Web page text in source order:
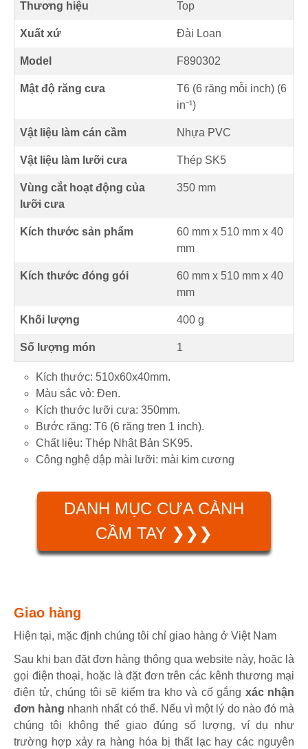
Thương hiệu Top
Xuất xứ Đài Loan
Model F890302
Mật độ răng cưa T6 (6 răng mỗi inch) (6
in⁻¹)
Vật liệu làm cán cầm Nhựa PVC
Vật liệu làm lưỡi cưa Thép SK5
Vùng cắt hoạt động của
lưỡi cưa
350 mm
Kích thước sản phẩm 60 mm x 510 mm x 40
mm
Kích thước đóng gói
60 mm x 510 mm x 40
mm
Khối lượng 400 g
Số lượng món 1
Kích thước: 510x60x40mm.
Màu sắc vỏ: Đen.
Kích thước lưỡi cưa: 350mm.
Bước răng: T6 (6 răng tren 1 inch).
Chất liệu: Thép Nhật Bản SK95.
Công nghệ dập mài lưỡi: mài kim cương
DANH MỤC CƯA CÀNH
CẦM TAY ❯❯❯
Giao hàng
Hiện tại, mặc định chúng tôi chỉ giao hàng ở Việt Nam
Sau khi bạn đặt đơn hàng thông qua website này, hoặc là
gọi điện thoại, hoặc là đặt đơn trên các kênh thương mại
điện tử, chúng tôi sẽ kiểm tra kho và cố gắng xác nhận
đơn hàng nhanh nhất có thể. Nếu vì một lý do nào đó mà
chúng tôi không thể giao đúng số lượng, ví dụ như
trường hợp xảy ra hàng hóa bị thất lạc hay các nguyên